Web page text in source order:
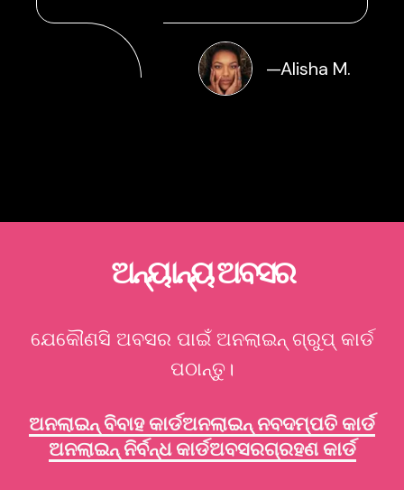
—Alisha M.
ଅନ୍ୟାନ୍ୟ ଅବସର
ଯେକୌଣସି ଅବସର ପାଇଁ ଅନଲାଇନ୍ ଗ୍ରୁପ୍ କାର୍ଡ
ପଠାନ୍ତୁ।
ଅନଲାଇନ୍ ବିବାହ କାର୍ଡଅନଲାଇନ୍ ନବଦମ୍ପତି କାର୍ଡ
ଅନଲାଇନ୍ ନିର୍ବନ୍ଧ କାର୍ଡଅବସରଗ୍ରହଣ କାର୍ଡ